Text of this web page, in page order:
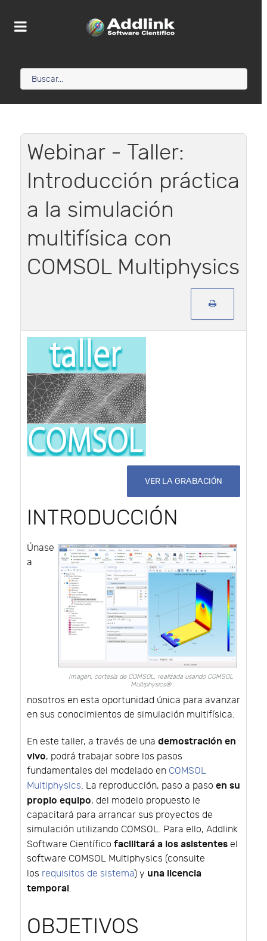
Webinar - Taller:
Introducción práctica
a la simulación
multifísica con
COMSOL Multiphysics
VER LA GRABACIÓN
INTRODUCCIÓN
Imagen, cortesía de COMSOL, realizada usando COMSOL
Multiphysics®
Únase
a
nosotros en esta oportunidad única para avanzar
en sus conocimientos de simulación multifísica.
En este taller, a través de una demostración en
vivo, podrá trabajar sobre los pasos
fundamentales del modelado en COMSOL
Multiphysics. La reproducción, paso a paso en su
propio equipo, del modelo propuesto le
capacitará para arrancar sus proyectos de
simulación utilizando COMSOL. Para ello, Addlink
Software Científico facilitará a los asistentes el
software COMSOL Multiphysics (consulte
los requisitos de sistema) y una licencia
temporal.
OBJETIVOS